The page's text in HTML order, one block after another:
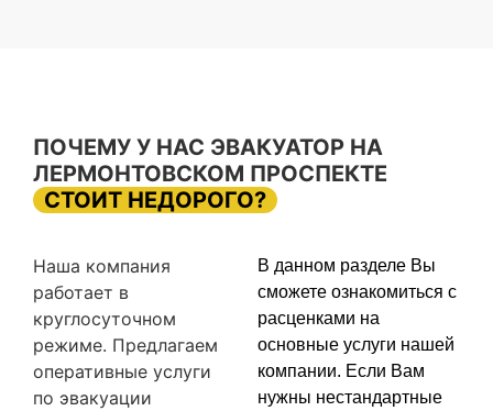
ПОЧЕМУ У НАС ЭВАКУАТОР НА
ЛЕРМОНТОВСКОМ ПРОСПЕКТЕ
СТОИТ НЕДОРОГО?
Наша компания
работает в
круглосуточном
режиме. Предлагаем
оперативные услуги
по эвакуации
В данном разделе Вы
сможете ознакомиться с
расценками на
основные услуги нашей
компании. Если Вам
нужны нестандартные